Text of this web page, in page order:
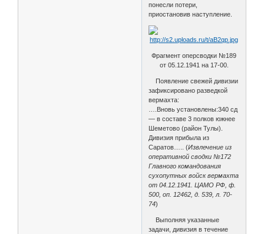
понесли потери,
приостановив наступление.
Фрагмент оперсводки №189
от 05.12.1941 на 17-00.
Появление свежей дивизии
зафиксировано разведкой
вермахта:
….Вновь установлены:340 сд
— в составе 3 полков южнее
Шеметово (район Тулы).
Дивизия прибыла из
Саратов….. (Извлечение из
оперативной сводки №172
Главного командования
сухопутных войск вермахта
от 04.12.1941. ЦАМО РФ, ф.
500, оп. 12462, д. 539, л. 70-
74)
Выполняя указанные
задачи, дивизия в течение